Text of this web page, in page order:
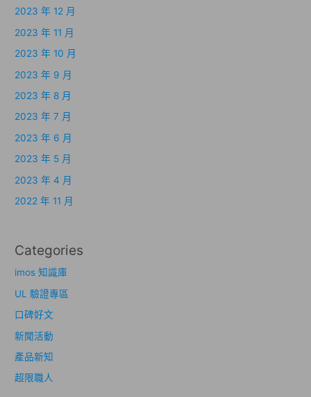
2023 年 12 月
2023 年 11 月
2023 年 10 月
2023 年 9 月
2023 年 8 月
2023 年 7 月
2023 年 6 月
2023 年 5 月
2023 年 4 月
2022 年 11 月
Categories
imos 知識庫
UL 驗證專區
口碑好文
新聞活動
產品新知
超限職人